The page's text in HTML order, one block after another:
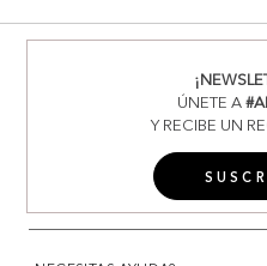
ÚNETE A
Y RECIBE UN